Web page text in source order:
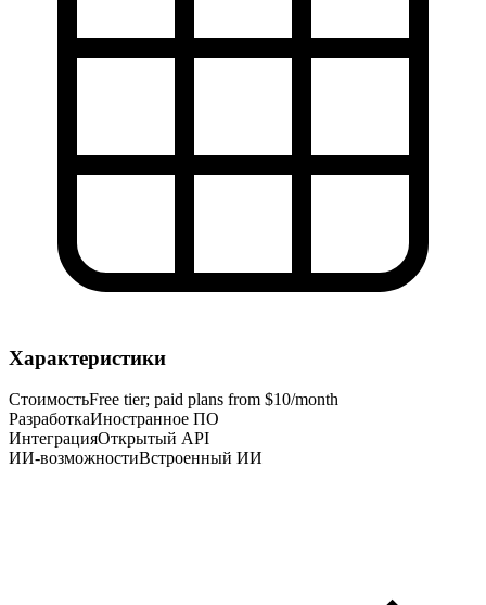
Характеристики
СтоимостьFree tier; paid plans from $10/month
РазработкаИностранное ПО
ИнтеграцияОткрытый API
ИИ-возможностиВстроенный ИИ